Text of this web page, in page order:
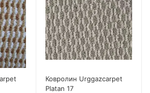
Ковролин Urggazcarpet
Platan 17